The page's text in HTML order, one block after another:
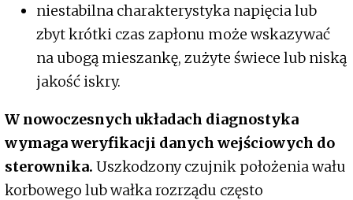
niestabilna charakterystyka napięcia lub
zbyt krótki czas zapłonu może wskazywać
na ubogą mieszankę, zużyte świece lub niską
jakość iskry.
W nowoczesnych układach diagnostyka
wymaga weryfikacji danych wejściowych do
sterownika. Uszkodzony czujnik położenia wału
korbowego lub wałka rozrządu często